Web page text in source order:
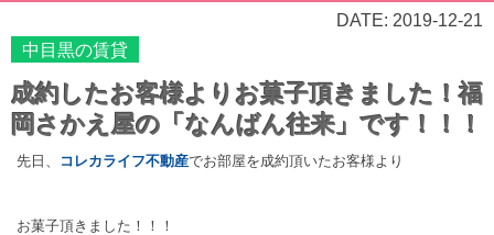
DATE: 2019-12-21
中目黒の賃貸
成約したお客様よりお菓子頂きました！福
岡さかえ屋の「なんばん往来」です！！！
先日、 コレカライフ不動産でお部屋を成約頂いたお客様より
お菓子頂きました！！！